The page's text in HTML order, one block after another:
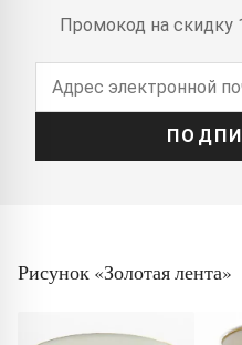
Промокод на скидку
Рисунок «Золотая лента»